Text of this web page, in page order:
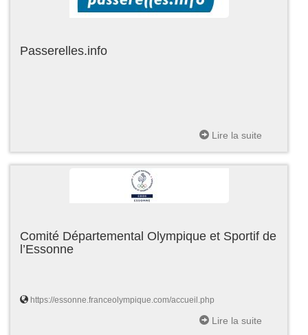
Passerelles.info
Lire la suite
Comité Départemental Olympique et Sportif de
l’Essonne
https://essonne.franceolympique.com/accueil.php
Lire la suite